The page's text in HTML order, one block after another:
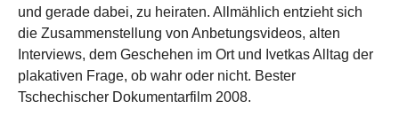
und gerade dabei, zu heiraten. Allmählich entzieht sich
die Zusammenstellung von Anbetungsvideos, alten
Interviews, dem Geschehen im Ort und Ivetkas Alltag der
plakativen Frage, ob wahr oder nicht. Bester
Tschechischer Dokumentarfilm 2008.